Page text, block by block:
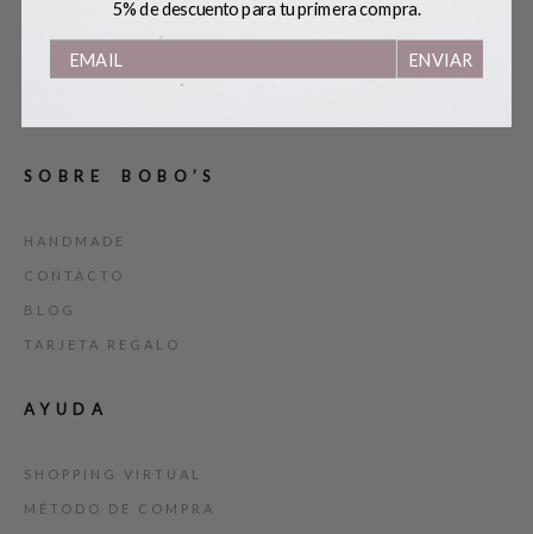
89,60€
SOBRE BOBO’S
HANDMADE
CONTACTO
BLOG
TARJETA REGALO
AYUDA
SHOPPING VIRTUAL
MÉTODO DE COMPRA
5% de descuento para tu primera compra.
ENVIAR